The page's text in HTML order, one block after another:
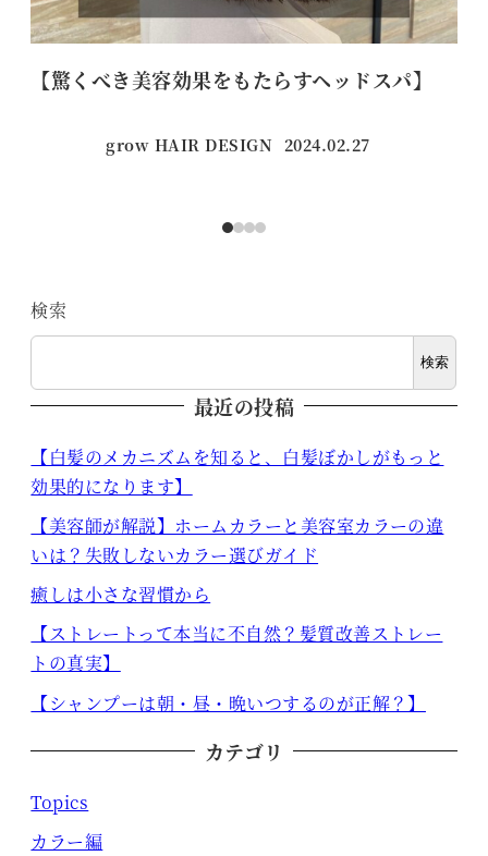
【驚くべき美容効果をもたらすヘッドスパ】
grow HAIR DESIGN 投稿日
2024.02.27
検索
検索
最近の投稿
【白髪のメカニズムを知ると、白髪ぼかしがもっと
効果的になります】
【美容師が解説】ホームカラーと美容室カラーの違
いは？失敗しないカラー選びガイド
癒しは小さな習慣から
【ストレートって本当に不自然？髪質改善ストレー
トの真実】
【シャンプーは朝・昼・晩いつするのが正解？】
カテゴリ
Topics
カラー編